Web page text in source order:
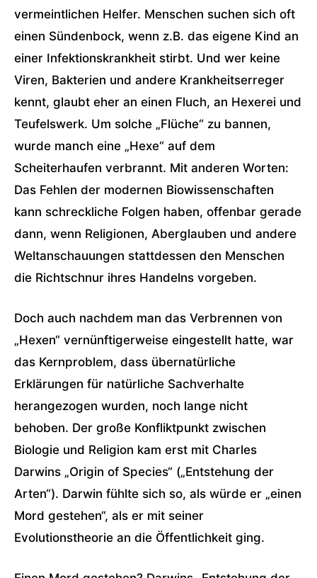
vermeintlichen Helfer. Menschen suchen sich oft
einen Sündenbock, wenn z.B. das eigene Kind an
einer Infektionskrankheit stirbt. Und wer keine
Viren, Bakterien und andere Krankheitserreger
kennt, glaubt eher an einen Fluch, an Hexerei und
Teufelswerk. Um solche „Flüche“ zu bannen,
wurde manch eine „Hexe“ auf dem
Scheiterhaufen verbrannt. Mit anderen Worten:
Das Fehlen der modernen Biowissenschaften
kann schreckliche Folgen haben, offenbar gerade
dann, wenn Religionen, Aberglauben und andere
Weltanschauungen stattdessen den Menschen
die Richtschnur ihres Handelns vorgeben.
Doch auch nachdem man das Verbrennen von
„Hexen“ vernünftigerweise eingestellt hatte, war
das Kernproblem, dass übernatürliche
Erklärungen für natürliche Sachverhalte
herangezogen wurden, noch lange nicht
behoben. Der große Konfliktpunkt zwischen
Biologie und Religion kam erst mit Charles
Darwins „Origin of Species“ („Entstehung der
Arten“). Darwin fühlte sich so, als würde er „einen
Mord gestehen“, als er mit seiner
Evolutionstheorie an die Öffentlichkeit ging.